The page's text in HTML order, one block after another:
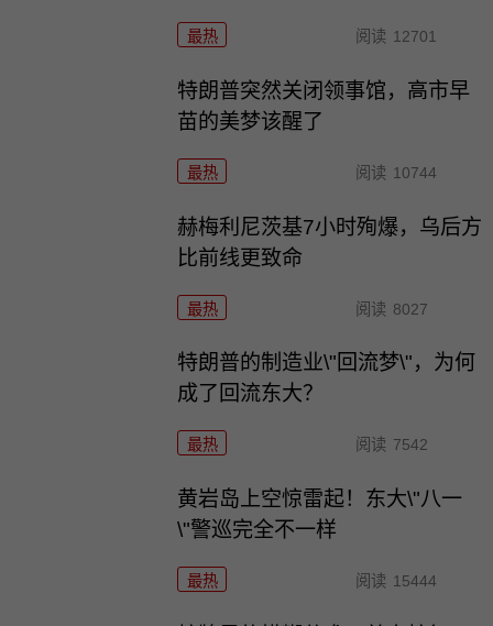
最热 阅读 12701
特朗普突然关闭领事馆，高市早
苗的美梦该醒了
最热 阅读 10744
赫梅利尼茨基7小时殉爆，乌后方
比前线更致命
最热 阅读 8027
特朗普的制造业\"回流梦\"，为何
成了回流东大？
最热 阅读 7542
黄岩岛上空惊雷起！东大\"八一
\"警巡完全不一样
最热 阅读 15444